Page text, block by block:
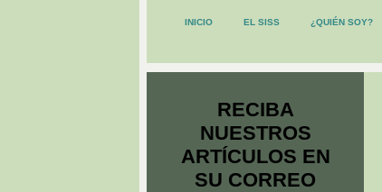
INICIO EL SISS ¿QUIÉN SOY?
RECIBA
NUESTROS
ARTÍCULOS EN
SU CORREO